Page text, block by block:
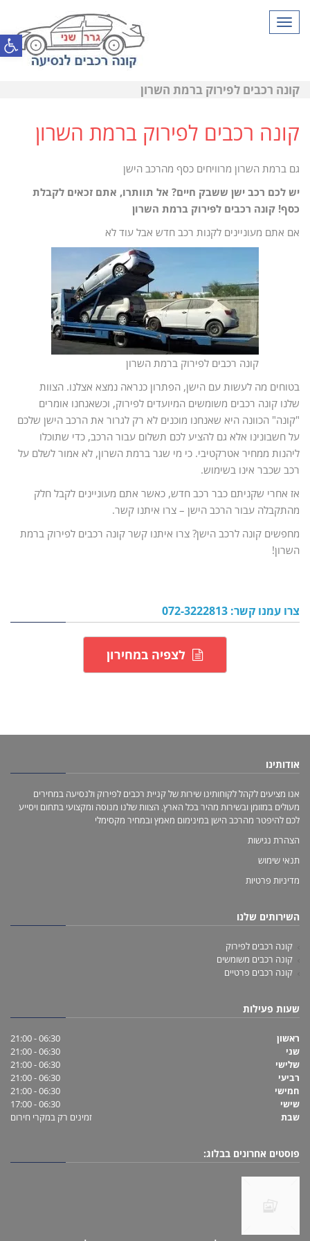
תפריט
קונה רכבים לפירוק ברמת השרון
קונה רכבים לפירוק ברמת השרון
גם ברמת השרון מרוויחים כסף מהרכב הישן
יש לכם רכב ישן ששבק חיים? אל תוותרו, אתם זכאים לקבלת
כסף! קונה רכבים לפירוק ברמת השרון
אם אתם מעוניינים לקנות רכב חדש אבל עוד לא
קונה רכבים לפירוק ברמת השרון
בטוחים מה לעשות עם הישן, הפתרון כנראה נמצא אצלנו. הצוות
שלנו קונה רכבים משומשים המיועדים לפירוק, וכשאנחנו אומרים
"קונה" הכוונה היא שאנחנו מוכנים לא רק לגרור את הרכב הישן שלכם
על חשבונינו אלא גם להציע לכם תשלום עבור הרכב, כדי שתוכלו
ליהנות ממחיר אטרקטיבי. כי מי שגר ברמת השרון, לא אמור לשלם על
רכב שכבר אינו בשימוש.
אז אחרי שקניתם כבר רכב חדש, כאשר אתם מעוניינים לקבל חלק
מהתקבלה עבור הרכב הישן – צרו איתנו קשר.
מחפשים קונה לרכב הישן? צרו איתנו קשר קונה רכבים לפירוק ברמת
השרון!
צרו עמנו קשר: 072-3222813
לצפיה במחירון
אודותינו
אנו מציעים לקהל לקוחותינו שירות של קניית רכבים לפירוק ולנסיעה במחירים
מעולים במזומן ובשירות מהיר בכל הארץ. הצוות שלנו מנוסה ומקצועי בתחום ויסייע
לכם להיפטר מהרכב הישן במינימום מאמץ ובמחיר מקסימלי
הצהרת נגישות
תנאי שימוש
מדיניות פרטיות
השירותים שלנו
קונה רכבים לפירוק
קונה רכבים משומשים
קונה רכבים פרטיים
שעות פעילות
ראשון
06:30 - 21:00
שני
06:30 - 21:00
שלישי
06:30 - 21:00
רביעי
06:30 - 21:00
חמישי
06:30 - 21:00
שישי
06:30 - 17:00
שבת
זמינים רק במקרי חירום
פוסטים אחרונים בבלוג:
פתח